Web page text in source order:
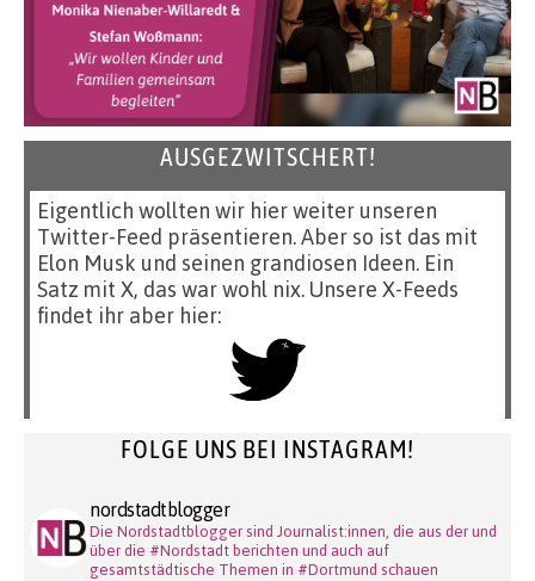
AUSGEZWITSCHERT!
Eigentlich wollten wir hier weiter unseren
Twitter-Feed präsentieren. Aber so ist das mit
Elon Musk und seinen grandiosen Ideen. Ein
Satz mit X, das war wohl nix. Unsere X-Feeds
findet ihr aber hier:
FOLGE UNS BEI INSTAGRAM!
nordstadtblogger
Die Nordstadtblogger sind Journalist:innen, die aus der und
über die #Nordstadt berichten und auch auf
gesamtstädtische Themen in #Dortmund schauen